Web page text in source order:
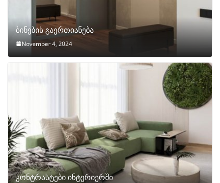
ბინების გაერთიანება
November 4, 2024
კონტრასტები ინტერიერში